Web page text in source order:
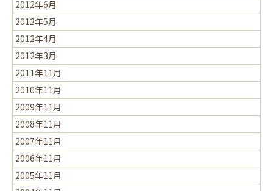
2012年6月
2012年5月
2012年4月
2012年3月
2011年11月
2010年11月
2009年11月
2008年11月
2007年11月
2006年11月
2005年11月